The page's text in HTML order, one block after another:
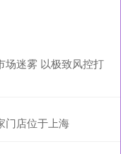
场迷雾 以极致风控打
门店位于上海